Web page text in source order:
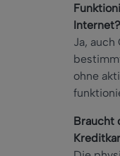
Internet?
Ja, auch
ohne
Braucht